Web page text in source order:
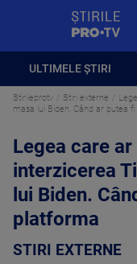
ULTIMELE ȘTIRI
Stirileprotv Stiri externe
masa lui Biden. Când ar putea
Legea care
interzicerea
lui Biden.
platforma
STIRI EXTERNE